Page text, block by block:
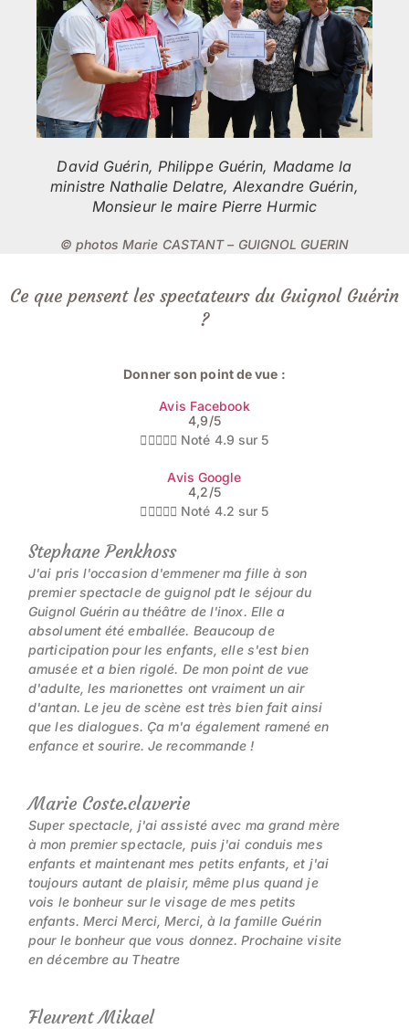
David Guérin, Philippe Guérin, Madame la
ministre Nathalie Delatre, Alexandre Guérin,
Monsieur le maire Pierre Hurmic
© photos Marie CASTANT – GUIGNOL GUERIN
Ce que pensent les spectateurs du Guignol Guérin
?
Donner son point de vue :
Avis Facebook
4,9/5
 Noté 4.9 sur 5
Avis Google
4,2/5
 Noté 4.2 sur 5
Stephane Penkhoss
J'ai pris l'occasion d'emmener ma fille à son
premier spectacle de guignol pdt le séjour du
Guignol Guérin au théâtre de l'inox. Elle a
absolument été emballée. Beaucoup de
participation pour les enfants, elle s'est bien
amusée et a bien rigolé. De mon point de vue
d'adulte, les marionettes ont vraiment un air
d'antan. Le jeu de scène est très bien fait ainsi
que les dialogues. Ça m'a également ramené en
enfance et sourire. Je recommande !
Marie Coste.claverie
Super spectacle, j'ai assisté avec ma grand mère
à mon premier spectacle, puis j'ai conduis mes
enfants et maintenant mes petits enfants, et j'ai
toujours autant de plaisir, même plus quand je
vois le bonheur sur le visage de mes petits
enfants. Merci Merci, Merci, à la famille Guérin
pour le bonheur que vous donnez. Prochaine visite
en décembre au Theatre
Fleurent Mikael